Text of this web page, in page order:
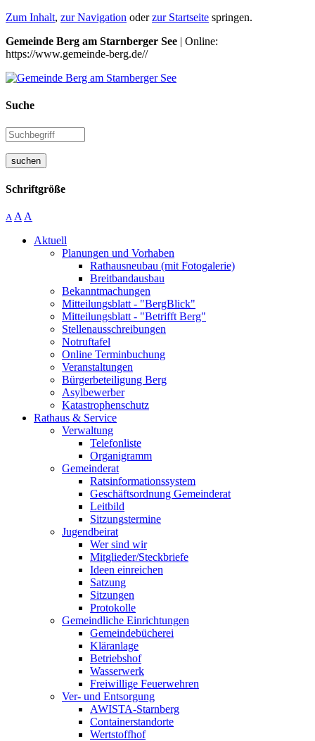
Zum Inhalt, zur Navigation oderzur Startseite springen.
Gemeinde Berg am Starnberger See | Online:
https://www.gemeinde-berg.de//
Suche
suchen
Schriftgröße
A A A
Aktuell
Planungen und Vorhaben
Rathausneubau (mit Fotogalerie)
Breitbandausbau
Bekanntmachungen
Mitteilungsblatt - "BergBlick"
Mitteilungsblatt - "Betrifft Berg"
Stellenausschreibungen
Notruftafel
Online Terminbuchung
Veranstaltungen
Bürgerbeteiligung Berg
Asylbewerber
Katastrophenschutz
Rathaus & Service
Verwaltung
Telefonliste
Organigramm
Gemeinderat
Ratsinformationssystem
Geschäftsordnung Gemeinderat
Leitbild
Sitzungstermine
Jugendbeirat
Wer sind wir
Mitglieder/Steckbriefe
Ideen einreichen
Satzung
Sitzungen
Protokolle
Gemeindliche Einrichtungen
Gemeindebücherei
Kläranlage
Betriebshof
Wasserwerk
Freiwillige Feuerwehren
Ver- und Entsorgung
AWISTA-Starnberg
Containerstandorte
Wertstoffhof